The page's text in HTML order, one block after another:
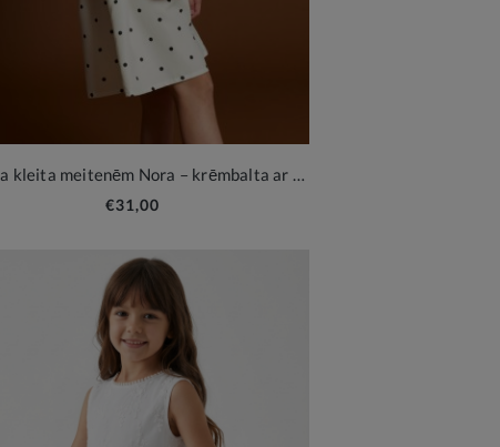
Svinīga kleita meitenēm Nora – krēmbalta ar melniem punktiņiem
€31,00